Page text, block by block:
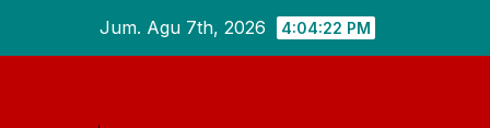
Jum. Agu 7th, 2026 4:04:23 PM